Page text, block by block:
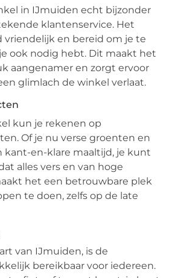
in IJmuiden echt bijzonder
klantenservice. Het
vriendelijk en bereid om je te
ook nodig hebt. Dit maakt het
aangenamer en zorgt ervoor
glimlach de winkel verlaat.
kun je rekenen op
Of je nu verse groenten en
kant-en-klare maaltijd, je kunt
alles vers en van hoge
het een betrouwbare plek
te doen, zelfs op de late
van IJmuiden, is de
bereikbaar voor iedereen.